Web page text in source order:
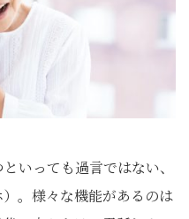
いっても過言ではない、
。様々な機能があるのは